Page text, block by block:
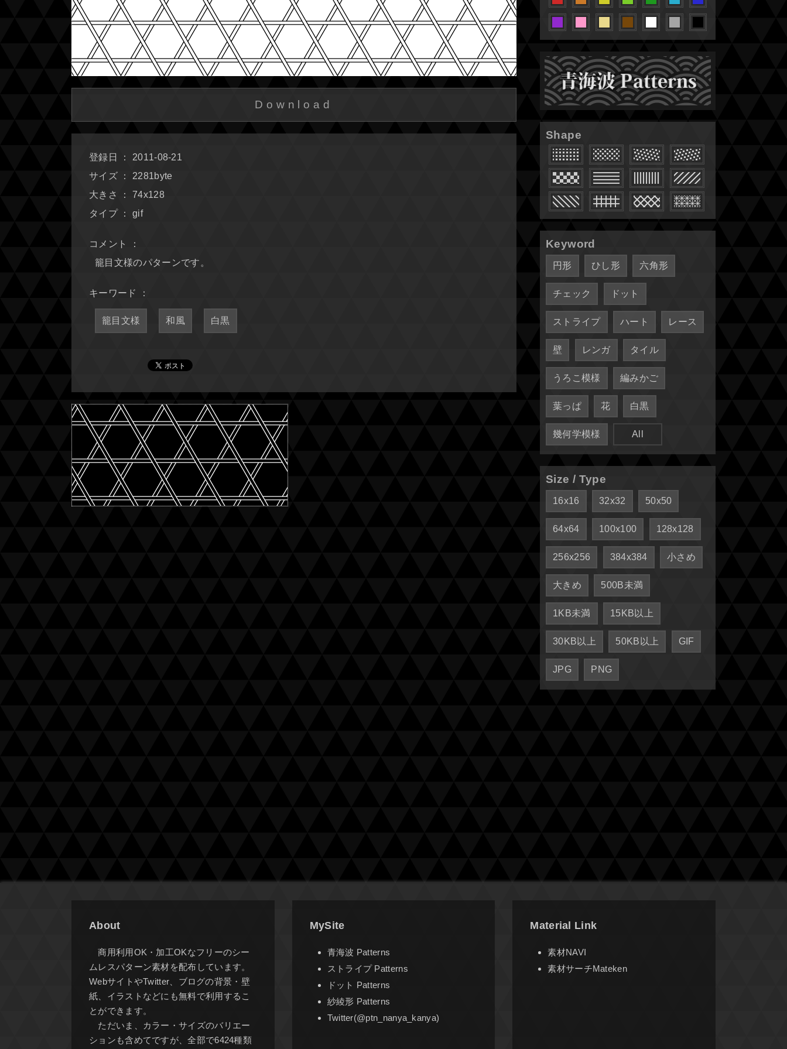
Download
登録日 ： 2011-08-21
サイズ ： 2281byte
大きさ ： 74x128
タイプ ： gif
コメント ：
籠目文様のパターンです。
キーワード ：
籠目文様 和風 白黒
Shape
Keyword
円形 ひし形 六角形
チェック ドット
ストライプ ハート レース
壁 レンガ タイル
うろこ模様 編みかご
葉っぱ 花 白黒
幾何学模様 All
Size / Type
16x16 32x32 50x50
64x64 100x100 128x128
256x256 384x384 小さめ
大きめ 500B未満
1KB未満 15KB以上
30KB以上 50KB以上 GIF
JPG PNG
About
商用利用OK・加工OKなフリーのシー
ムレスパターン素材を配布しています。
WebサイトやTwitter、ブログの背景・壁
紙、イラストなどにも無料で利用するこ
とができます。
ただいま、カラー・サイズのバリエー
ションも含めてですが、全部で6424種類
MySite
青海波 Patterns
ストライプ Patterns
ドット Patterns
紗綾形 Patterns
Twitter(@ptn_nanya_kanya)
Material Link
素材NAVI
素材サーチMateken